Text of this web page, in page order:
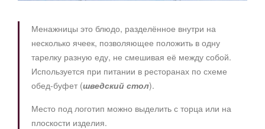
Менажницы это блюдо, разделённое внутри на
несколько ячеек, позволяющее положить в одну
тарелку разную еду, не смешивая её между собой.
Используется при питании в ресторанах по схеме
обед-буфет (шведский стол).
Место под логотип можно выделить с торца или на
плоскости изделия.